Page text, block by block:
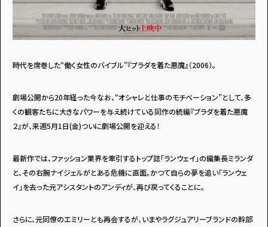
時代を席巻した“働く女性のバイブル”『プラダを着た悪魔』（2006）。
劇場公開から20年経った今なお、“オシャレと仕事のモチベーション”として、多
くの観客たちに大きなパワーを与え続けている同作の続編『プラダを着た悪魔
２』が、来週5月1日(金)ついに劇場公開を迎える！
最新作では、ファッション業界を牽引するトップ誌「ランウェイ」の編集長ミランダ
と、その右腕ナイジェルがとある危機に直面。かつて自らの夢を追い「ランウェ
イ」を去った元アシスタントのアンディが、再び戻ってくることに。
さらに、元同僚のエミリーとも再会するが、いまやラグジュアリーブランドの幹部